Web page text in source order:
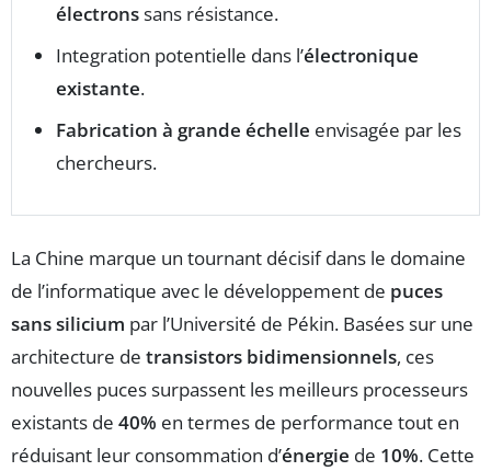
électronssans résistance.
Integration potentielle dans l’électronique
existante.
Fabrication à grande échelle envisagée par les
chercheurs.
La Chine marque un tournant décisif dans le domaine
de l’informatique avec le développement de puces
sans silicium par l’Université de Pékin. Basées sur une
architecture de transistors bidimensionnels, ces
nouvelles puces surpassent les meilleurs processeurs
existants de 40% en termes de performance tout en
réduisant leur consommation d’énergie de 10%. Cette